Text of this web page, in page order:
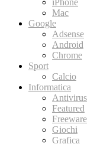
iPhone
Mac
Google
Adsense
Android
Chrome
Sport
Calcio
Informatica
Antivirus
Featured
Freeware
Giochi
Grafica